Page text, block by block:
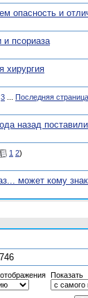
опасность и
и псориаза
хирургия
3 Последняя страница
назад
1 2)
может кому
Показать